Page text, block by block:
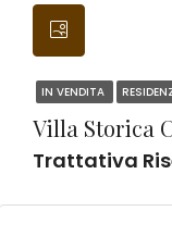
IN VENDITA
Villa Storica
Trattativa